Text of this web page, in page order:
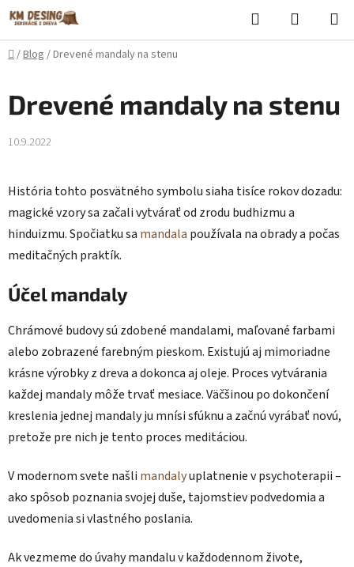
Prejsť
na
obsah
Hľadať
KOŠÍK
Domov
/Blog /Drevené mandaly na stenu
Drevené mandaly na stenu
10.9.2022
História tohto posvätného symbolu siaha tisíce rokov dozadu:
magické vzory sa začali vytvárať od zrodu budhizmu a
hinduizmu. Spočiatku sa mandala používala na obrady a počas
meditačných praktík.
Účel mandaly
Chrámové budovy sú zdobené mandalami, maľované farbami
alebo zobrazené farebným pieskom. Existujú aj mimoriadne
krásne výrobky z dreva a dokonca aj oleje. Proces vytvárania
každej mandaly môže trvať mesiace. Väčšinou po dokončení
kreslenia jednej mandaly ju mnísi sfúknu a začnú vyrábať novú,
pretože pre nich je tento proces meditáciou.
V modernom svete našli mandalyuplatnenie v psychoterapii –
ako spôsob poznania svojej duše, tajomstiev podvedomia a
uvedomenia si vlastného poslania.
Ak vezmeme do úvahy mandalu v každodennom živote,